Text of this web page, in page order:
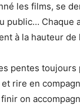
les films, se
public… Chaque
à la hauteur de
pentes toujours
rire en
on